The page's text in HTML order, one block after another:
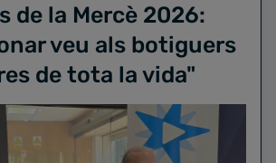
de la Mercè 2026:
veu als botiguers
de tota la vida"